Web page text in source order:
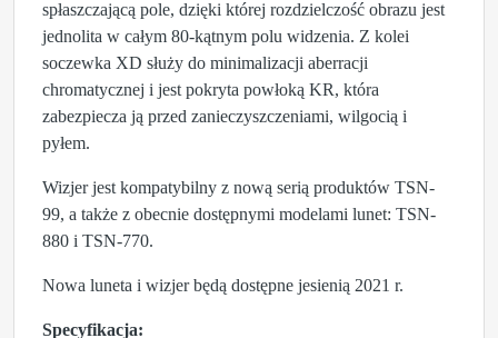
spłaszczającą pole, dzięki której rozdzielczość obrazu jest
jednolita w całym 80-kątnym polu widzenia. Z kolei
soczewka XD służy do minimalizacji aberracji
chromatycznej i jest pokryta powłoką KR, która
zabezpiecza ją przed zanieczyszczeniami, wilgocią i
pyłem.
Wizjer jest kompatybilny z nową serią produktów TSN-
99, a także z obecnie dostępnymi modelami lunet: TSN-
880 i TSN-770.
Nowa luneta i wizjer będą dostępne jesienią 2021 r.
Specyfikacja: